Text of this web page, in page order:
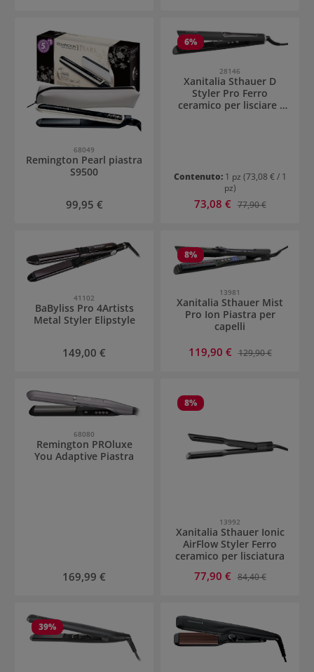
68049
Remington Pearl piastra
S9500
Prezzo normale:
99,95 €
6%
28146
Xanitalia Sthauer D
Styler Pro Ferro
ceramico per lisciare i
Contenuto: 1 pz (73,08 € / 1
pz)
Prezzo di vendita:
73,08 € Prezzo normale:
77,90 €
41102
BaByliss Pro 4Artists
Metal Styler Elipstyle
Prezzo normale:
149,00 €
8%
13981
Xanitalia Sthauer Mist
Pro Ion Piastra per
capelli
Prezzo di vendita:
119,90 € Prezzo normale:
129,90 €
68080
Remington PROluxe
You Adaptive Piastra
Prezzo normale:
169,99 €
8%
13992
Xanitalia Sthauer Ionic
AirFlow Styler Ferro
ceramico per lisciatura
Prezzo di vendita:
77,90 € Prezzo normale:
84,40 €
39%